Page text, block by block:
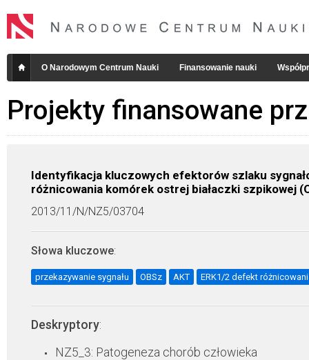
O Narodowym Centrum Nauki Finansowanie nauki
Projekty finansowane
Identyfikacja kluczowych efektorów szlaku
różnicowania komórek ostrej białaczki szpikowej
2013/11/N/NZ5/03704
Słowa kluczowe:
przekazywanie sygnału OBSz AKT ERK1/2 defekt
Deskryptory:
NZ5_3: Patogeneza chorób człowieka